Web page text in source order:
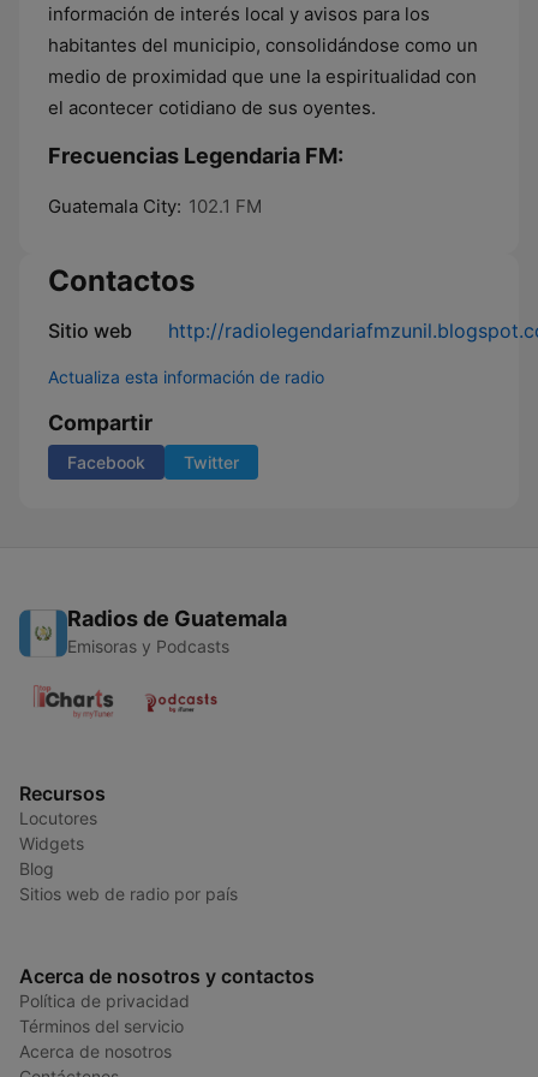
información de interés local y avisos para los
habitantes del municipio, consolidándose como un
medio de proximidad que une la espiritualidad con
el acontecer cotidiano de sus oyentes.
Frecuencias Legendaria FM:
Guatemala City: 102.1 FM
Contactos
Sitio web http://
Actualiza esta información de radio
Compartir
Facebook Twitter
Radios de Guatemala
Emisoras y Podcasts
Recursos
Locutores
Widgets
Blog
Sitios web de radio por país
Acerca de nosotros y contactos
Política de privacidad
Términos del servicio
Acerca de nosotros